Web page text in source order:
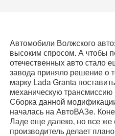
Автомобили Волжского
высоким спросом. А чтобы
отечественных авто стало
завода приняло решение о
марку Lada Granta
механическую трансмиссию
Сборка данной
началась на АвтоВАЗе.
Ладе еще далеко, но все же
производитель делает